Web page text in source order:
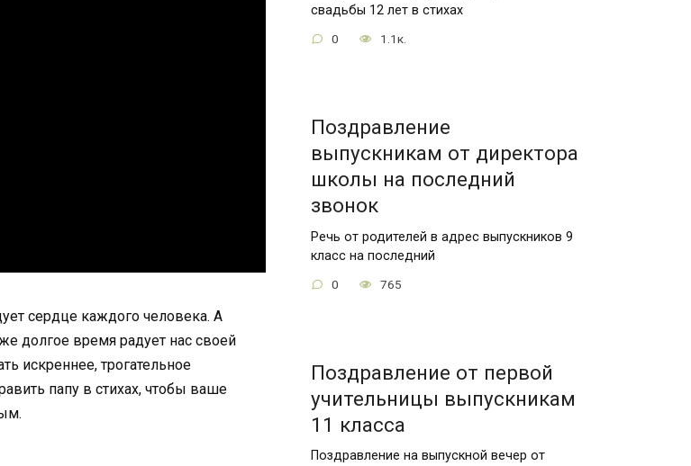
сердце каждого человека. А
долгое время радует нас своей
искреннее, трогательное
папу в стихах, чтобы ваше
свадьбы 12 лет в стихах
0 1.1к.
Поздравление
выпускникам от директора
школы на последний
звонок
Речь от родителей в адрес выпускников 9
класс на последний
0 765
Поздравление от первой
учительницы выпускникам
11 класса
Поздравление на выпускной вечер от